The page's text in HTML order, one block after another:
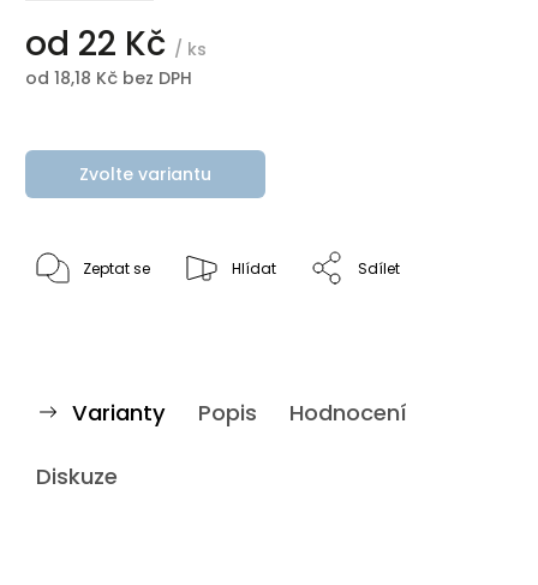
od 22 Kč / ks
od 18,18 Kč bez DPH
Zvolte variantu
Zeptat se Hlídat Sdílet
Varianty Popis Hodnocení
Diskuze